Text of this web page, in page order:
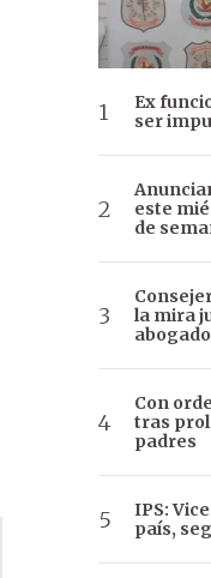
Ex
ser
este
de
la mira
abogado
Con
tras
padres
IPS:
país,